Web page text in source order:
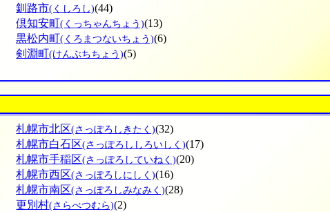
釧路市(くしろし)(44)
倶知安町(くっちゃんちょう)(13)
黒松内町(くろまつないちょう)(6)
剣淵町(けんぶちちょう)(5)
札幌市北区(さっぽろしきたく)(32)
札幌市白石区(さっぽろししろいしく)(17)
札幌市手稲区(さっぽろしていねく)(20)
札幌市西区(さっぽろしにしく)(16)
札幌市南区(さっぽろしみなみく)(28)
更別村(さらべつむら)(2)